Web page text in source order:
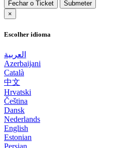
Fechar o Ticket
Submeter
×
Escolher idioma
العربية
Azerbaijani
Català
中文
Hrvatski
Čeština
Dansk
Nederlands
English
Estonian
Persian